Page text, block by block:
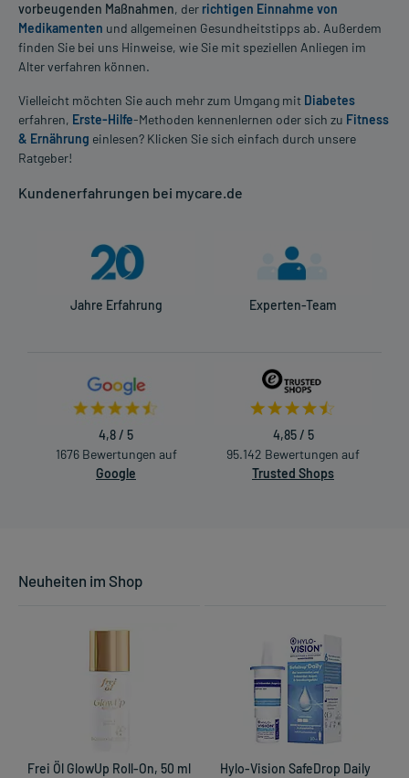
vorbeugenden Maßnahmen, der richtigen Einnahme von
Medikamenten und allgemeinen Gesundheitstipps ab. Außerdem
finden Sie bei uns Hinweise, wie Sie mit speziellen Anliegen im
Alter verfahren können.
Vielleicht möchten Sie auch mehr zum Umgang mit Diabetes
erfahren, Erste-Hilfe-Methoden kennenlernen oder sich zu Fitness
& Ernährung einlesen? Klicken Sie sich einfach durch unsere
Ratgeber!
Kundenerfahrungen bei mycare.de
Jahre Erfahrung Experten-Team
4,8 / 5
1676 Bewertungen auf
Google
4,85 / 5
95.142 Bewertungen auf
Trusted Shops
Neuheiten im Shop
Frei Öl GlowUp Roll-On, 50 ml
Hylo-Vision SafeDrop Daily